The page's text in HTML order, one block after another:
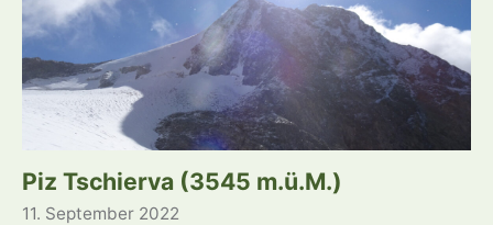
Piz Tschierva (3545 m.ü.M.)
11. September 2022